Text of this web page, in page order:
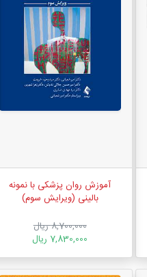
آموزش روان پزشکی با نمونه
بالینی (ویرایش سوم)
8,700,000 ریال
7,830,000 ریال